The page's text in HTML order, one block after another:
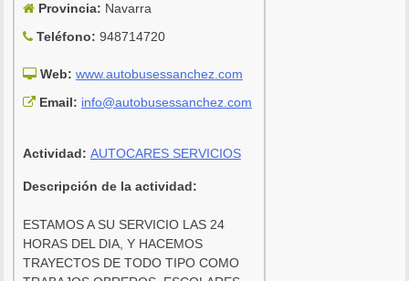
Provincia: Navarra
Teléfono: 948714720
Web: www.autobusessanchez.com
Email: info@autobusessanchez.com
Actividad: AUTOCARES SERVICIOS
Descripción de la actividad:
ESTAMOS A SU SERVICIO LAS 24
HORAS DEL DIA, Y HACEMOS
TRAYECTOS DE TODO TIPO COMO